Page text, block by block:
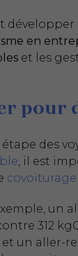
développer
en
et les
pour
des
, il est
covoiturage
un
312
et un